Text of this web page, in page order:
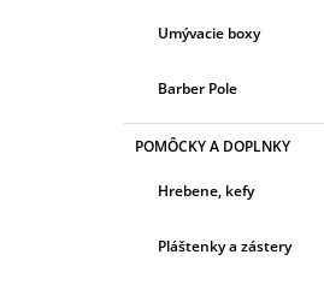
Umývacie boxy
Barber Pole
POMÔCKY A DOPLNKY
Hrebene, kefy
Pláštenky a zástery